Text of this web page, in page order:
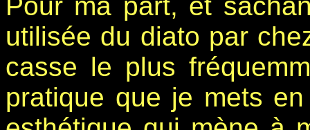
utilisée du diato par
casse le plus
pratique que je mets